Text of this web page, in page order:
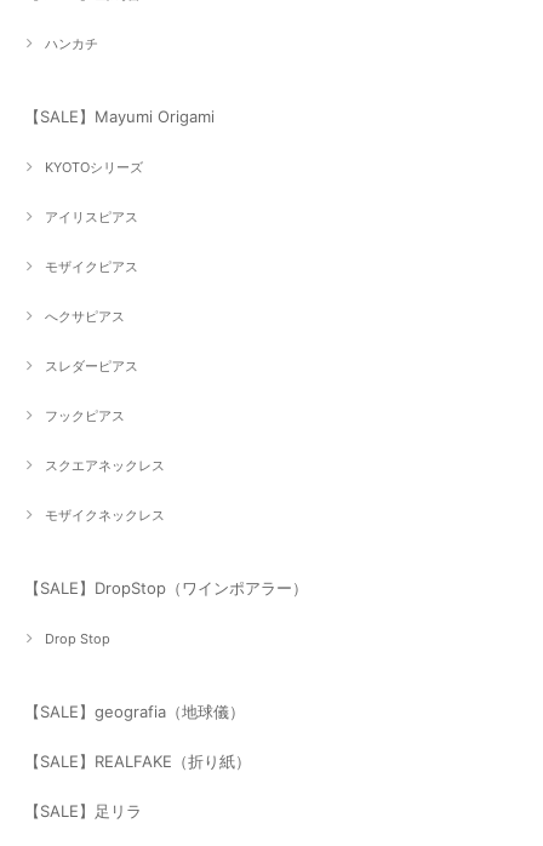
ハンカチ
【SALE】Mayumi Origami
KYOTOシリーズ
アイリスピアス
モザイクピアス
へクサピアス
スレダーピアス
フックピアス
スクエアネックレス
モザイクネックレス
【SALE】DropStop（ワインポアラー）
Drop Stop
【SALE】geografia（地球儀）
【SALE】REALFAKE（折り紙）
【SALE】足リラ